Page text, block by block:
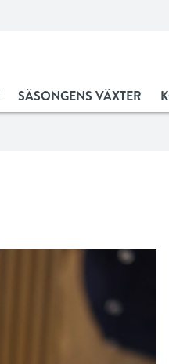
SÄSONGENS VÄXTER